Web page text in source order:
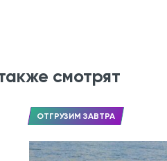
смотрят
ОТГРУЗИМ ЗАВТРА